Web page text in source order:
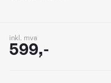
inkl. mva
599,-